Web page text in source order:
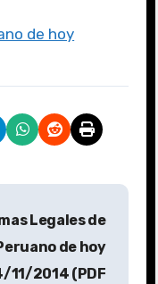
de hoy
Legales de
de hoy
11/2014 (PDF